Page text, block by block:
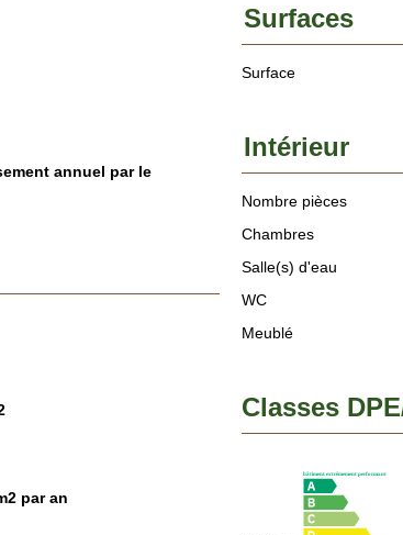
annuel par le
Surfaces
Surface
Intérieur
Nombre pièces
Chambres
Salle(s) d'eau
WC
Meublé
par an
Classes